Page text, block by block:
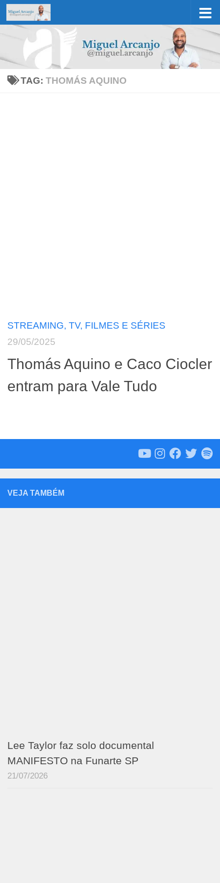
Skip to content
TAG:THOMÁS AQUINO
STREAMING, TV, FILMES E SÉRIES
29/05/2025
Thomás Aquino e Caco Ciocler
entram para Vale Tudo
VEJA TAMBÉM
Lee Taylor faz solo documental
MANIFESTO na Funarte SP
21/07/2026